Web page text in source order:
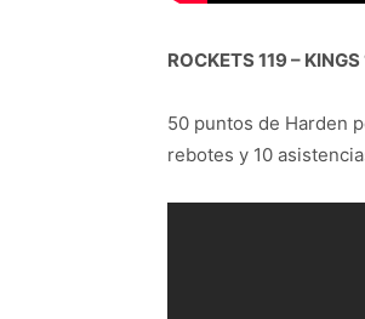
ROCKETS 119 –
50 puntos de Harden
rebotes y 10